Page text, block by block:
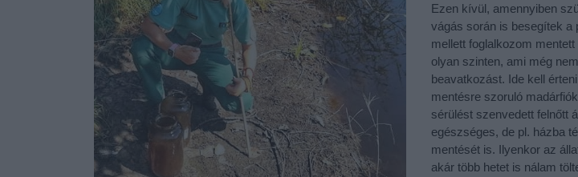
Ezen kívül, amennyiben
vágás során is besegítek
mellett foglalkozom
olyan szinten, ami még
beavatkozást. Ide kell
mentésre szoruló
sérülést szenvedett felnőtt
egészséges, de pl. házba
mentését is. Ilyenkor az
akár több hetet is nálam